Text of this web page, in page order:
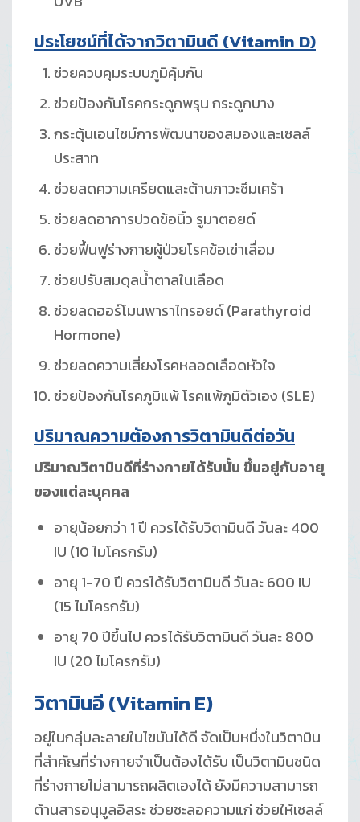
ประโยชน์ที่ได้จากวิตามินดี (Vitamin D)
ช่วยควบคุมระบบภูมิคุ้มกัน
ช่วยป้องกันโรคกระดูกพรุน กระดูกบาง
กระตุ้นเอนไซม์การพัฒนาของสมองและเซลล์
ประสาท
ช่วยลดความเครียดและต้านภาวะซึมเศร้า
ช่วยลดอาการปวดข้อนิ้ว รูมาตอยด์
ช่วยฟื้นฟูร่างกายผู้ป่วยโรคข้อเข่าเสื่อม
ช่วยปรับสมดุลน้ำตาลในเลือด
ช่วยลดฮอร์โมนพาราไทรอยด์ (Parathyroid
Hormone)
ช่วยลดความเสี่ยงโรคหลอดเลือดหัวใจ
ช่วยป้องกันโรคภูมิแพ้ โรคแพ้ภูมิตัวเอง (SLE)
ปริมาณความต้องการวิตามินดีต่อวัน
ปริมาณวิตามินดีที่ร่างกายได้รับนั้น ขึ้นอยู่กับอายุ
ของแต่ละบุคคล
อายุน้อยกว่า 1 ปี ควรได้รับวิตามินดี วันละ 400
IU (10 ไมโครกรัม)
อายุ 1-70 ปี ควรได้รับวิตามินดี วันละ 600 IU
(15 ไมโครกรัม)
อายุ 70 ปีขึ้นไป ควรได้รับวิตามินดี วันละ 800
IU (20 ไมโครกรัม)
วิตามินอี(Vitamin E)
อยู่ในกลุ่มละลายในไขมันได้ดี จัดเป็นหนึ่งในวิตามิน
ที่สำคัญที่ร่างกายจำเป็นต้องได้รับ เป็นวิตามินชนิด
ที่ร่างกายไม่สามารถผลิตเองได้ ยังมีความสามารถ
ต้านสารอนุมูลอิสระ ช่วยชะลอความแก่ ช่วยให้เซลล์